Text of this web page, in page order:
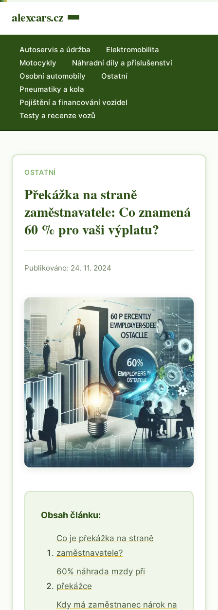
alexcars.cz
Autoservis a údržba
Elektromobilita
Motocykly
Náhradní díly a příslušenství
Osobní automobily
Ostatní
Pneumatiky a kola
Pojištění a financování vozidel
Testy a recenze vozů
OSTATNÍ
Překážka na straně
zaměstnavatele: Co znamená
60 % pro vaši výplatu?
Publikováno: 24. 11. 2024
Obsah článku:
Co je překážka na straně
zaměstnavatele?
60% náhrada mzdy při
překážce
Kdy má zaměstnanec nárok na